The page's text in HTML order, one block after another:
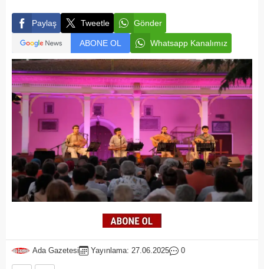
Paylaş Tweetle Gönder
ABONE OL Whatsapp Kanalımız
Ada Gazetesi Yayınlama: 27.06.2025 0